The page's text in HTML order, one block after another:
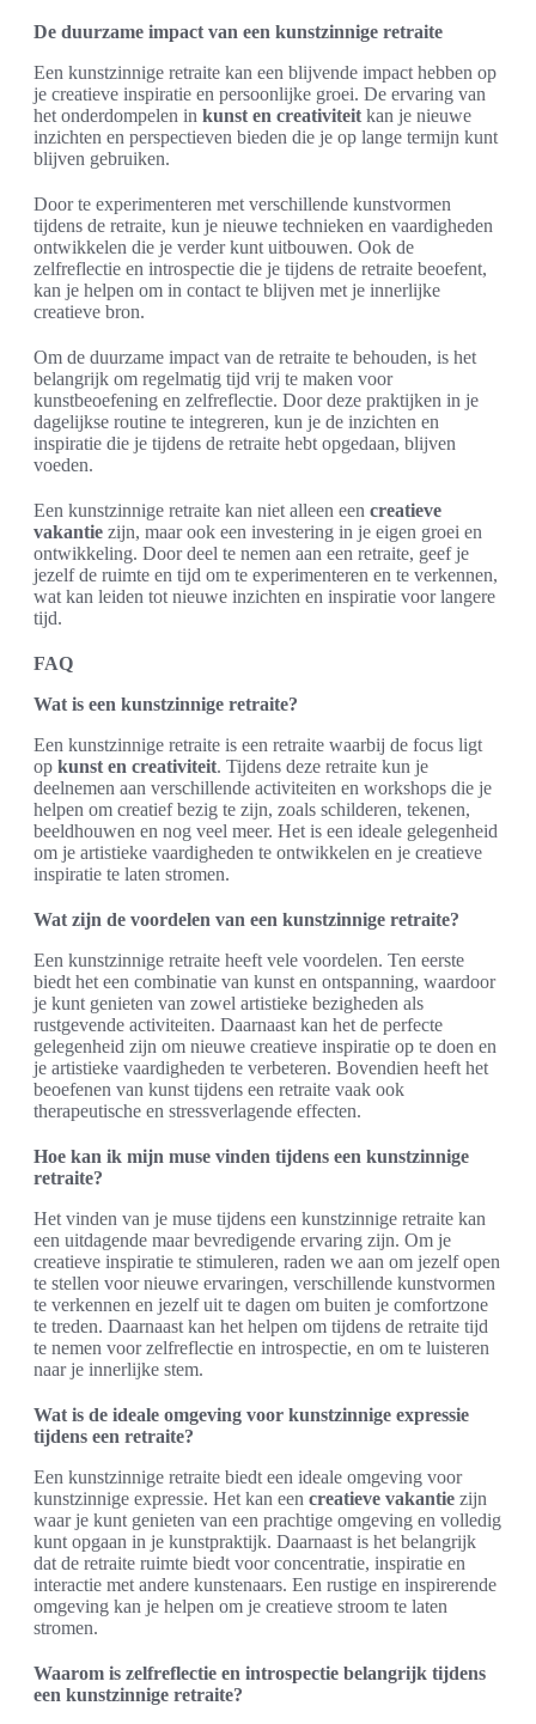
De duurzame impact van een kunstzinnige retraite
Een kunstzinnige retraite kan een blijvende impact hebben op
je creatieve inspiratie en persoonlijke groei. De ervaring van
het onderdompelen in kunst en creativiteit kan je nieuwe
inzichten en perspectieven bieden die je op lange termijn kunt
blijven gebruiken.
Door te experimenteren met verschillende kunstvormen
tijdens de retraite, kun je nieuwe technieken en vaardigheden
ontwikkelen die je verder kunt uitbouwen. Ook de
zelfreflectie en introspectie die je tijdens de retraite beoefent,
kan je helpen om in contact te blijven met je innerlijke
creatieve bron.
Om de duurzame impact van de retraite te behouden, is het
belangrijk om regelmatig tijd vrij te maken voor
kunstbeoefening en zelfreflectie. Door deze praktijken in je
dagelijkse routine te integreren, kun je de inzichten en
inspiratie die je tijdens de retraite hebt opgedaan, blijven
voeden.
Een kunstzinnige retraite kan niet alleen een creatieve
vakantie zijn, maar ook een investering in je eigen groei en
ontwikkeling. Door deel te nemen aan een retraite, geef je
jezelf de ruimte en tijd om te experimenteren en te verkennen,
wat kan leiden tot nieuwe inzichten en inspiratie voor langere
tijd.
FAQ
Wat is een kunstzinnige retraite?
Een kunstzinnige retraite is een retraite waarbij de focus ligt
op kunst en creativiteit. Tijdens deze retraite kun je
deelnemen aan verschillende activiteiten en workshops die je
helpen om creatief bezig te zijn, zoals schilderen, tekenen,
beeldhouwen en nog veel meer. Het is een ideale gelegenheid
om je artistieke vaardigheden te ontwikkelen en je creatieve
inspiratie te laten stromen.
Wat zijn de voordelen van een kunstzinnige retraite?
Een kunstzinnige retraite heeft vele voordelen. Ten eerste
biedt het een combinatie van kunst en ontspanning, waardoor
je kunt genieten van zowel artistieke bezigheden als
rustgevende activiteiten. Daarnaast kan het de perfecte
gelegenheid zijn om nieuwe creatieve inspiratie op te doen en
je artistieke vaardigheden te verbeteren. Bovendien heeft het
beoefenen van kunst tijdens een retraite vaak ook
therapeutische en stressverlagende effecten.
Hoe kan ik mijn muse vinden tijdens een kunstzinnige
retraite?
Het vinden van je muse tijdens een kunstzinnige retraite kan
een uitdagende maar bevredigende ervaring zijn. Om je
creatieve inspiratie te stimuleren, raden we aan om jezelf open
te stellen voor nieuwe ervaringen, verschillende kunstvormen
te verkennen en jezelf uit te dagen om buiten je comfortzone
te treden. Daarnaast kan het helpen om tijdens de retraite tijd
te nemen voor zelfreflectie en introspectie, en om te luisteren
naar je innerlijke stem.
Wat is de ideale omgeving voor kunstzinnige expressie
tijdens een retraite?
Een kunstzinnige retraite biedt een ideale omgeving voor
kunstzinnige expressie. Het kan een creatieve vakantie zijn
waar je kunt genieten van een prachtige omgeving en volledig
kunt opgaan in je kunstpraktijk. Daarnaast is het belangrijk
dat de retraite ruimte biedt voor concentratie, inspiratie en
interactie met andere kunstenaars. Een rustige en inspirerende
omgeving kan je helpen om je creatieve stroom te laten
stromen.
Waarom is zelfreflectie en introspectie belangrijk tijdens
een kunstzinnige retraite?